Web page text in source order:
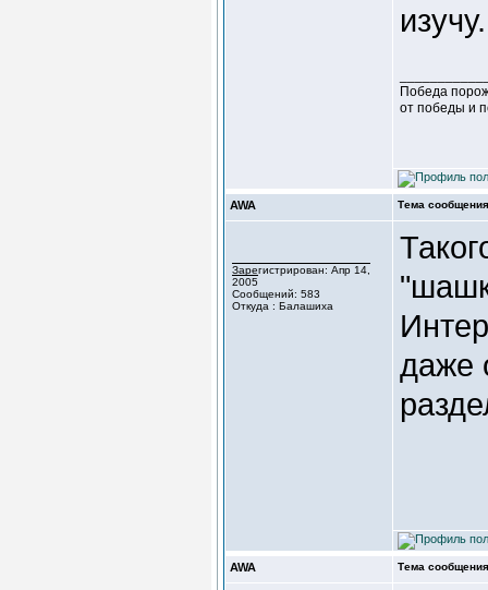
изучу.
Победа
от победы и
AWA Тема
Зарегистрирован: Апр 14,
2005
Сообщений: 583
Откуда : Балашиха
даже
AWA Тема